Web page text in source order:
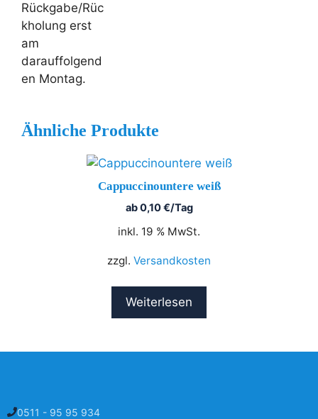
Rückgabe/Rüc
kholung erst
am
darauffolgend
en Montag.
Ähnliche Produkte
Cappuccinountere weiß
ab0,10€/Tag
inkl. 19 % MwSt.
zzgl. Versandkosten
Weiterlesen
0511 - 95 95 934